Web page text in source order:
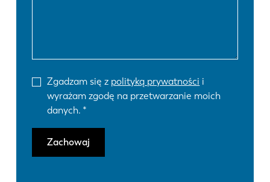
Zgadzam się z polityką prywatności i
wyrażam zgodę na przetwarzanie moich
danych.
Zachowaj